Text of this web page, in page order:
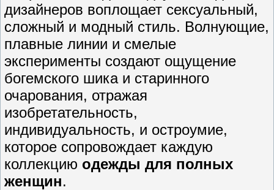
дизайнеров воплощает сексуальный,
сложный и модный стиль. Волнующие,
плавные линии и смелые
эксперименты создают ощущение
богемского шика и старинного
очарования, отражая
изобретательность,
индивидуальность, и остроумие,
которое сопровождает каждую
коллекцию одежды для полных
женщин.